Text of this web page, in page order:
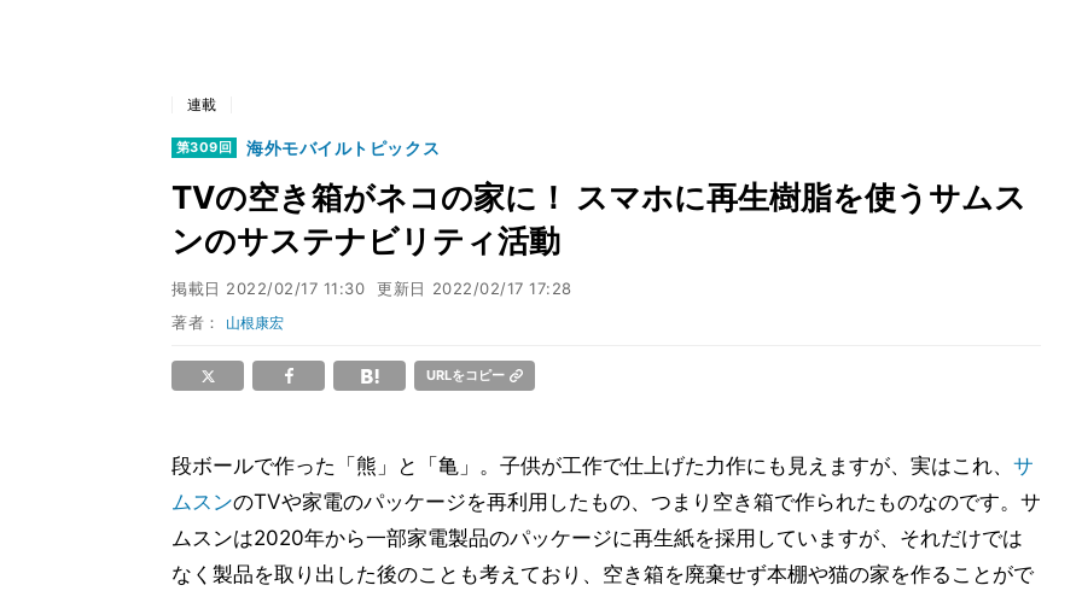
連載
第309回 海外モバイルトピックス
TVの空き箱がネコの家に！ スマホに再生樹脂を使うサムス
ンのサステナビリティ活動
掲載日 2022/02/17 11:30 更新日 2022/02/17 17:28
著者： 山根康宏
URLをコピー
段ボールで作った「熊」と「亀」。子供が工作で仕上げた力作にも見えますが、実はこれ、 サ
ムスンのTVや家電のパッケージを再利用したもの、つまり空き箱で作られたものなのです。サ
ムスンは2020年から一部家電製品のパッケージに再生紙を採用していますが、それだけでは
なく製品を取り出した後のことも考えており、空き箱を廃棄せず本棚や猫の家を作ることがで